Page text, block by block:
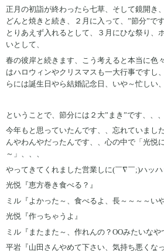
正月の初詣が終わったら七草、そして鏡開き
どんと焼きと続き、２月に入って、”節分”で
とりあえず入れるとして、３月にひな祭り、
いとして、
春の彼岸と続きます、こう考えると本当に色
はハロウィンやクリスマスも一大行事ですし
らには誕生日やら結婚記念日、いや～忙しい、
ということで、節分には２大”まき”です、、
今年もと思っていたんです、、忘れていまし
んやわんやだったんです、、心の中で「光悦
～」、、、
やってきてくれました営業しに(￣∇￣;)ハッハ
光悦『恵方巻き食べる？』
ミル『よかった～、食べるよ、長～～～～いや
光悦『作っちゃうよ』
ミル『またまた～、作れんの？OOみたいなや
平岩『山田さんやめて下さい、気持ち悪くな